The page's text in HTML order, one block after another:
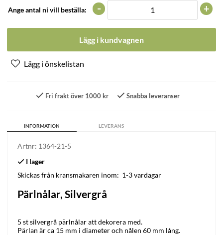
Ange antal ni vill beställa: +
-
Lägg i kundvagnen
Fri frakt över 1000 kr Snabba leveranser
INFORMATION LEVERANS
Artnr: 1364-21-5
Skickas från kransmakaren inom: 1-3 vardagar
Pärlnålar, Silvergrå
5 st silvergrå pärlnålar att dekorera med.
Pärlan är ca 15 mm i diameter och nålen 60 mm lång.